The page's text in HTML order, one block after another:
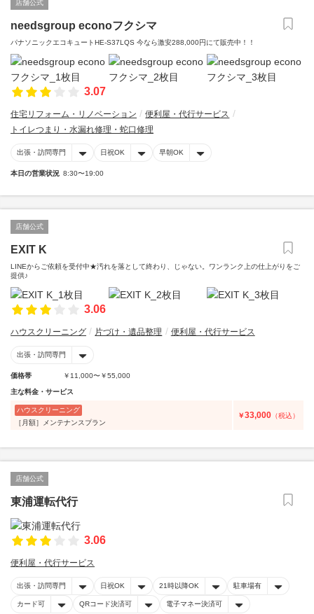
店舗公式
needsgroup econoフクシマ
パナソニックエコキュートHE-S37LQS 今なら激安288,000円にて販売中！！
3.07
住宅リフォーム・リノベーション
便利屋・代行サービス
トイレつまり・水漏れ修理・蛇口修理
出張・訪問専門 日祝OK 早朝OK
本日の営業状況 8:30〜19:00
店舗公式
EXIT K
LINEからご依頼を受付中★汚れを落として終わり、じゃない。ワンランク上の仕上がりをご
提供♪
3.06
ハウスクリーニング 片づけ・遺品整理 便利屋・代行サービス
出張・訪問専門
価格帯 ￥11,000〜￥55,000
主な料金・サービス
ハウスクリーニング
［月額］メンテナンスプラン
￥33,000 （税込）
店舗公式
東浦運転代行
3.06
便利屋・代行サービス
出張・訪問専門 日祝OK 21時以降OK 駐車場有
カード可 QRコード決済可 電子マネー決済可